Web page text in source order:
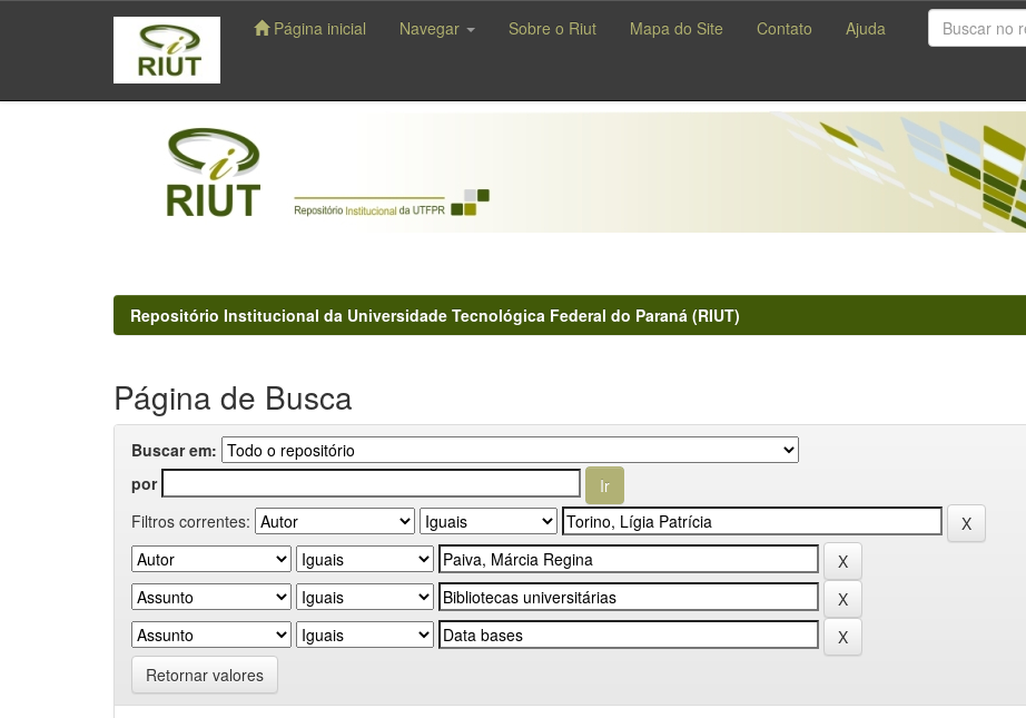
navigation
Página inicial Navegar Sobre o Riut Mapa do Site Contato Ajuda
Repositório Institucional da Universidade Tecnológica Federal do Paraná (RIUT)
Página de Busca
Buscar em:
por
Filtros correntes:
Retornar valores